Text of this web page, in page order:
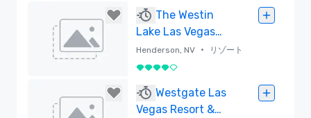
The Westin
Lake Las Vegas
Resort & Spa
Henderson, NV • リゾート
5 中の 4
Westgate Las
Vegas Resort &